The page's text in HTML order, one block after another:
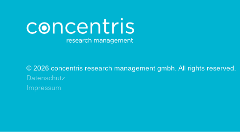
© 2026 concentris research management gmbh. All rights reserved.
Datenschutz
Impressum